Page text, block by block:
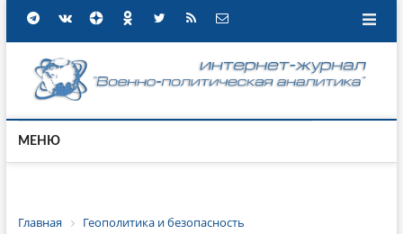
МЕНЮ
Главная
Геополитика и безопасность